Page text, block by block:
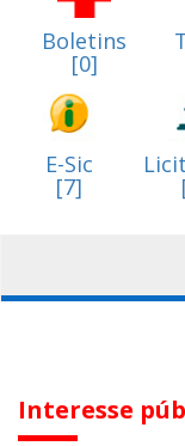
Boletins
[0]
E-Sic
[7]
Interesse